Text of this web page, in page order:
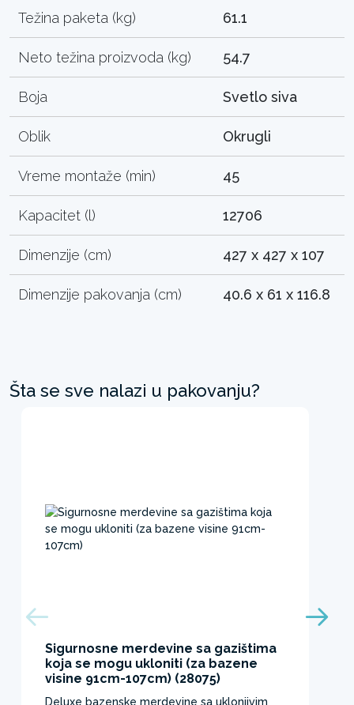
Težina paketa (kg) 61.1
Neto težina proizvoda (kg) 54.7
Boja Svetlo siva
Oblik Okrugli
Vreme montaže (min) 45
Kapacitet (l) 12706
Dimenzije (cm) 427 x 427 x 107
Dimenzije pakovanja (cm) 40.6 x 61 x 116.8
Šta se sve nalazi u pakovanju?
Sigurnosne merdevine sa gazištima
koja se mogu ukloniti (za bazene
visine 91cm-107cm) (28075)
Deluxe bazenske merdevine sa uklonjivim